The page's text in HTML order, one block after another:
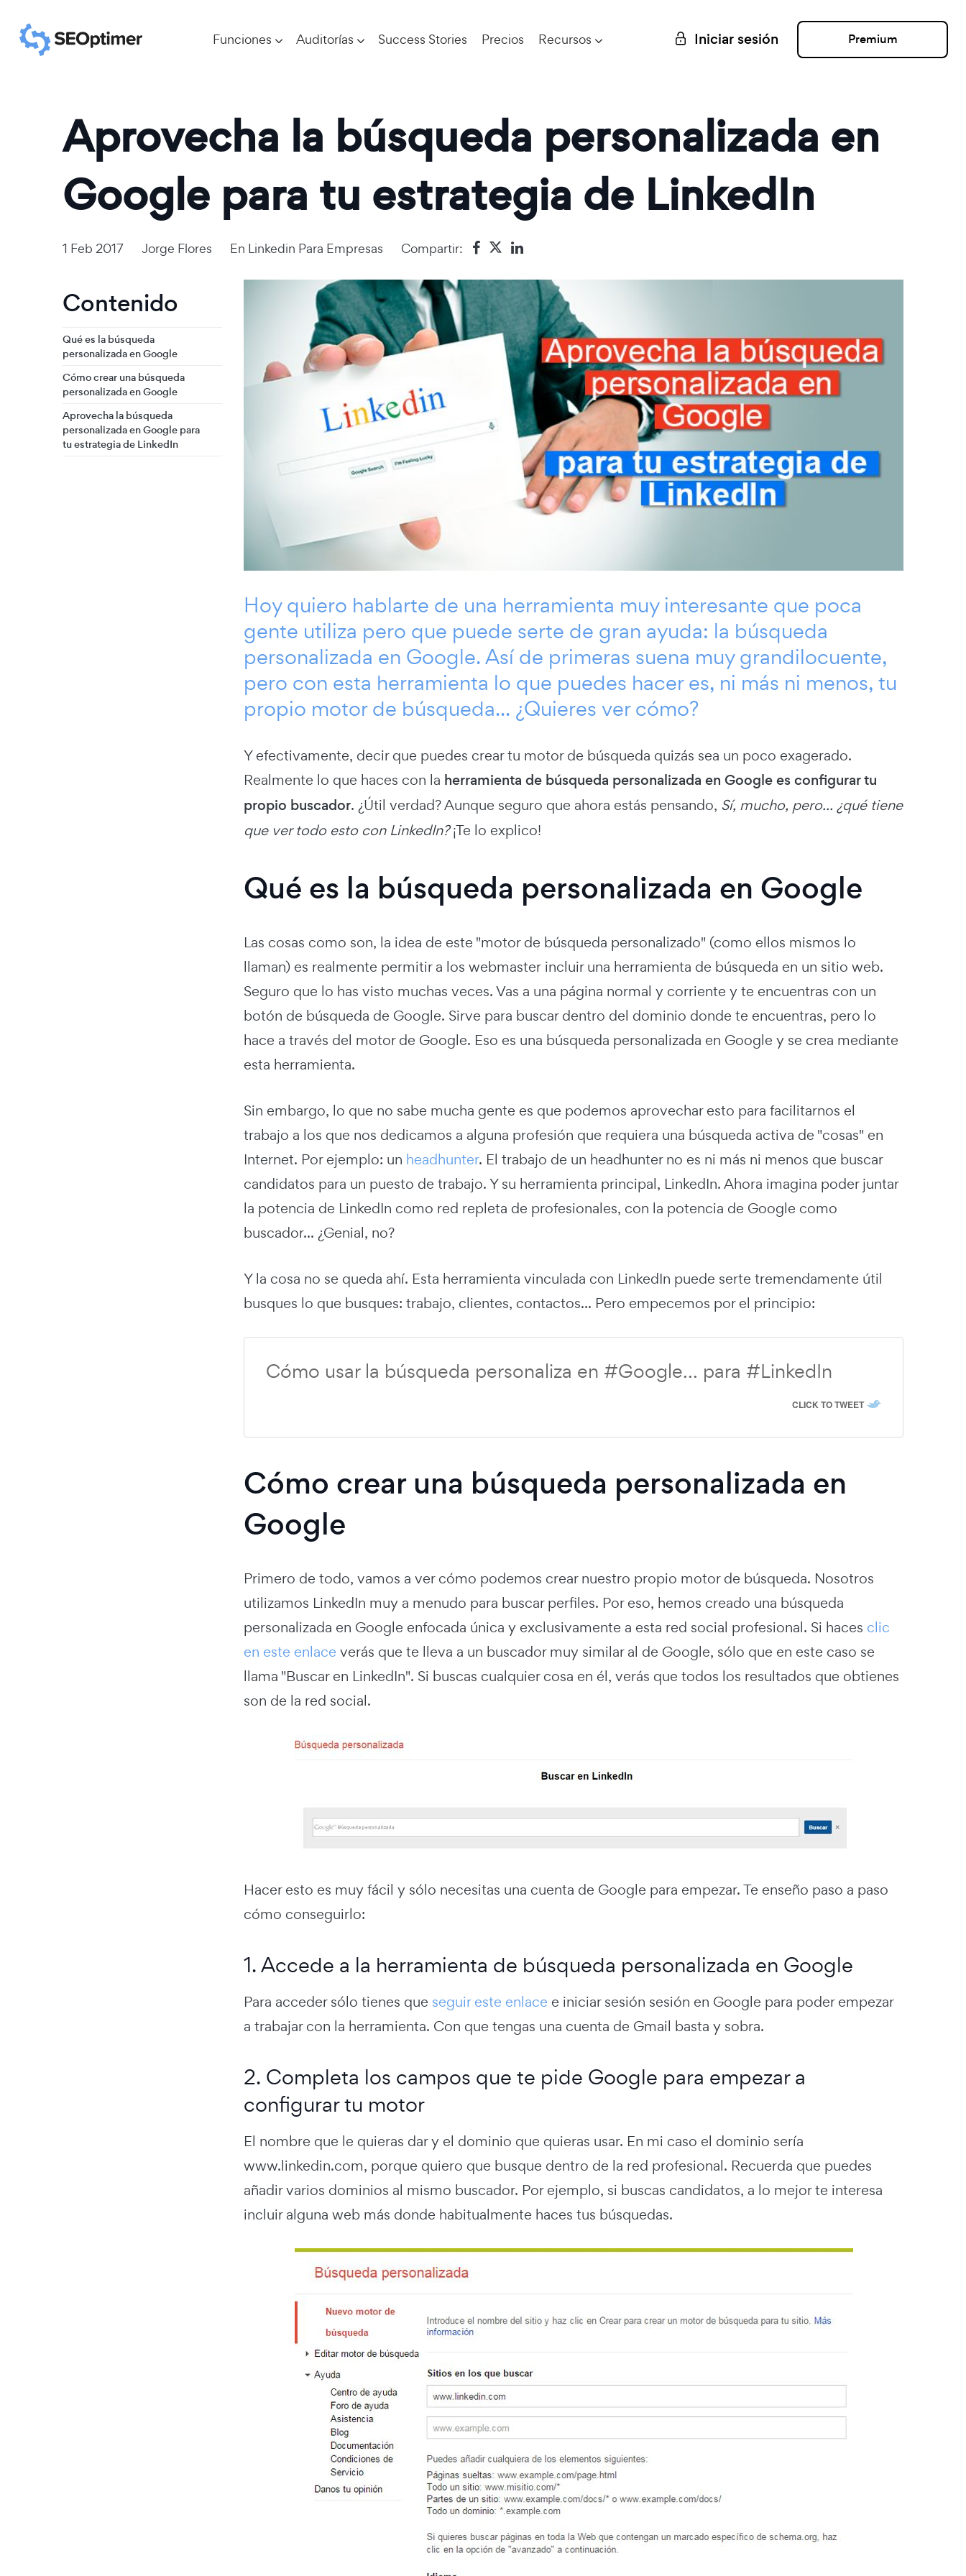
Funciones Auditorías Success Stories Precios Recursos Iniciar sesión Premium
Aprovecha la búsqueda personalizada en
Google para tu estrategia de LinkedIn
1 Feb 2017 Jorge Flores En Linkedin Para Empresas Compartir:
Contenido
Qué es la búsqueda
personalizada en Google
Cómo crear una búsqueda
personalizada en Google
Aprovecha la búsqueda
personalizada en Google para
tu estrategia de LinkedIn
Hoy quiero hablarte de una herramienta muy interesante que poca
gente utiliza pero que puede serte de gran ayuda: la búsqueda
personalizada en Google. Así de primeras suena muy grandilocuente,
pero con esta herramienta lo que puedes hacer es, ni más ni menos, tu
propio motor de búsqueda... ¿Quieres ver cómo?
Y efectivamente, decir que puedes crear tu motor de búsqueda quizás sea un poco exagerado.
Realmente lo que haces con la herramienta de búsqueda personalizada en Google es configurar tu
propio buscador. ¿Útil verdad? Aunque seguro que ahora estás pensando, Sí, mucho, pero... ¿qué tiene
que ver todo esto con LinkedIn?¡Te lo explico!
Qué es la búsqueda personalizada en Google
Las cosas como son, la idea de este "motor de búsqueda personalizado" (como ellos mismos lo
llaman) es realmente permitir a los webmaster incluir una herramienta de búsqueda en un sitio web.
Seguro que lo has visto muchas veces. Vas a una página normal y corriente y te encuentras con un
botón de búsqueda de Google. Sirve para buscar dentro del dominio donde te encuentras, pero lo
hace a través del motor de Google. Eso es una búsqueda personalizada en Google y se crea mediante
esta herramienta.
Sin embargo, lo que no sabe mucha gente es que podemos aprovechar esto para facilitarnos el
trabajo a los que nos dedicamos a alguna profesión que requiera una búsqueda activa de "cosas" en
Internet. Por ejemplo: un headhunter. El trabajo de un headhunter no es ni más ni menos que buscar
candidatos para un puesto de trabajo. Y su herramienta principal, LinkedIn. Ahora imagina poder juntar
la potencia de LinkedIn como red repleta de profesionales, con la potencia de Google como
buscador... ¿Genial, no?
Y la cosa no se queda ahí. Esta herramienta vinculada con LinkedIn puede serte tremendamente útil
busques lo que busques: trabajo, clientes, contactos... Pero empecemos por el principio:
Cómo usar la búsqueda personaliza en #Google... para #LinkedIn
CLICK TO TWEET
Cómo crear una búsqueda personalizada en
Google
Primero de todo, vamos a ver cómo podemos crear nuestro propio motor de búsqueda. Nosotros
utilizamos LinkedIn muy a menudo para buscar perfiles. Por eso, hemos creado una búsqueda
personalizada en Google enfocada única y exclusivamente a esta red social profesional. Si haces clic
en este enlace verás que te lleva a un buscador muy similar al de Google, sólo que en este caso se
llama "Buscar en LinkedIn". Si buscas cualquier cosa en él, verás que todos los resultados que obtienes
son de la red social.
Hacer esto es muy fácil y sólo necesitas una cuenta de Google para empezar. Te enseño paso a paso
cómo conseguirlo:
1. Accede a la herramienta de búsqueda personalizada en Google
Para acceder sólo tienes que seguir este enlace e iniciar sesión sesión en Google para poder empezar
a trabajar con la herramienta. Con que tengas una cuenta de Gmail basta y sobra.
2. Completa los campos que te pide Google para empezar a
configurar tu motor
El nombre que le quieras dar y el dominio que quieras usar. En mi caso el dominio sería
www.linkedin.com, porque quiero que busque dentro de la red profesional. Recuerda que puedes
añadir varios dominios al mismo buscador. Por ejemplo, si buscas candidatos, a lo mejor te interesa
incluir alguna web más donde habitualmente haces tus búsquedas.